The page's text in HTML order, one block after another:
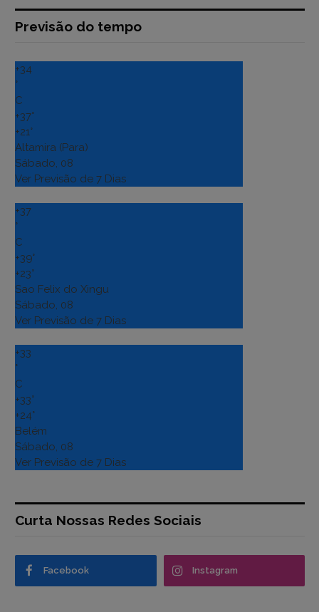
Previsão do tempo
+34
°
C
+37°
+21°
Altamira (Para)
Sábado, 08
Ver Previsão de 7 Dias
+37
°
C
+39°
+23°
Sao Felix do Xingu
Sábado, 08
Ver Previsão de 7 Dias
+33
°
C
+33°
+24°
Belém
Sábado, 08
Ver Previsão de 7 Dias
Curta Nossas Redes Sociais
Facebook Instagram